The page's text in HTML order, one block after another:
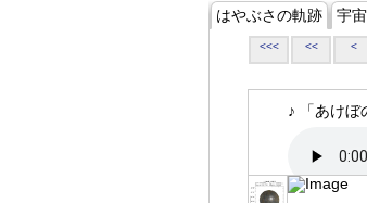
はやぶさの軌跡 宇
<<< << <
♪ 「あけぼ